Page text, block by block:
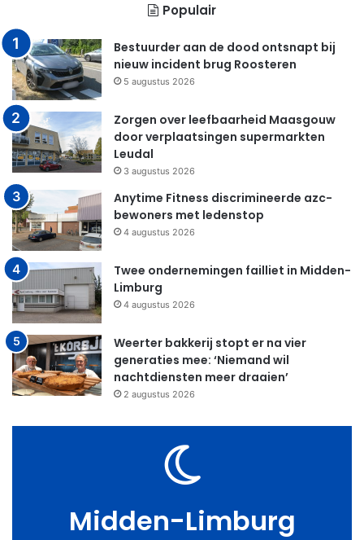
Populair
Bestuurder aan de dood ontsnapt bij
nieuw incident brug Roosteren
5 augustus 2026
Zorgen over leefbaarheid Maasgouw
door verplaatsingen supermarkten
Leudal
3 augustus 2026
Anytime Fitness discrimineerde azc-
bewoners met ledenstop
4 augustus 2026
Twee ondernemingen failliet in Midden-
Limburg
4 augustus 2026
Weerter bakkerij stopt er na vier
generaties mee: ‘Niemand wil
nachtdiensten meer draaien’
2 augustus 2026
Midden-Limburg